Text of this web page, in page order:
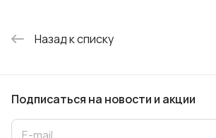
Назад к списку
Подписаться на новости и акции